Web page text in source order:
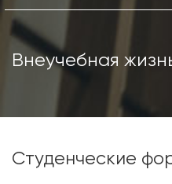
Внеучебная
Студенческие